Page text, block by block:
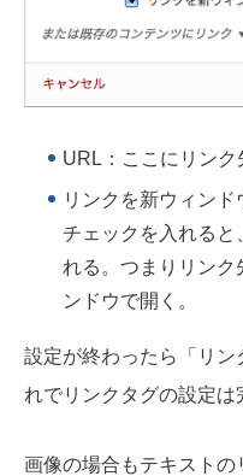
URL：ここにリンク
リンクを新ウィン
チェックを入れると
れる。つまりリンク
ンドウで開く。
設定が終わったら「リン
れでリンクタグの設定は
画像の場合もテキスト